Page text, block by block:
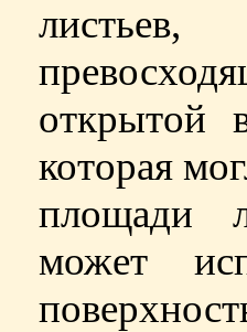
открытой
которая
площади
может